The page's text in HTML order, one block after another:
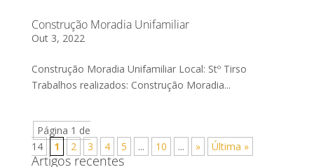
Construção Moradia Unifamiliar
Out 3, 2022
Construção Moradia Unifamiliar Local: Stº Tirso
Trabalhos realizados: Construção Moradia...
Página 1 de
14
1 2 3 4 5 ... 10 ... » Última »
Artigos recentes